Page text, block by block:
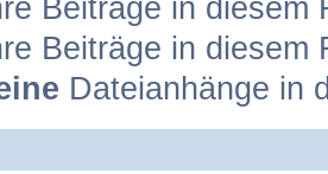
Beiträge in diesem
Beiträge in diesem
Dateianhänge in